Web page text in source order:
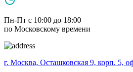
Пн-Пт с 10:00 до 18:00
по Московскому времени
г. Москва, Осташковская 9, корп. 5,